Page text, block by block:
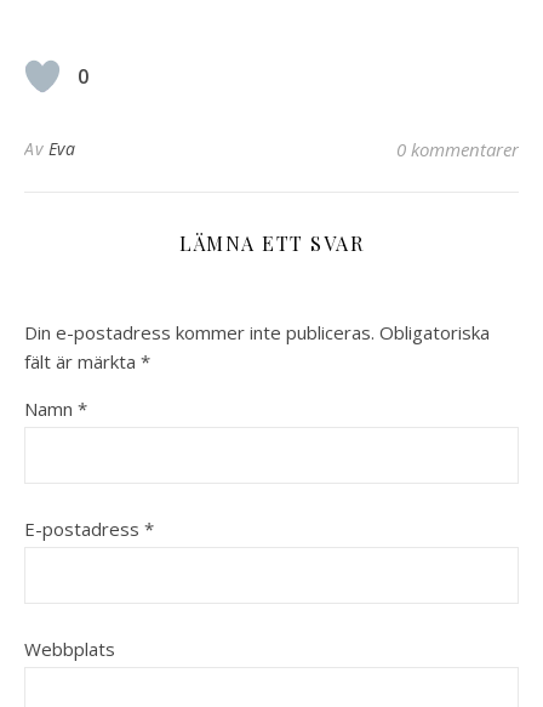
0
Av Eva 0 kommentarer
LÄMNA ETT SVAR
Din e-postadress kommer inte publiceras. Obligatoriska
fält är märkta *
Namn *
E-postadress *
Webbplats